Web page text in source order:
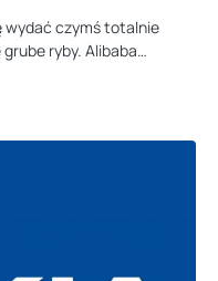
wydać czymś totalnie
ryby. Alibaba…